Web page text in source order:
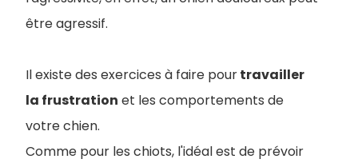
être agressif.
Il existe des exercices à faire pourtravailler
la frustration et les comportements de
votre chien.
Comme pour les chiots, l'idéal est de prévoir